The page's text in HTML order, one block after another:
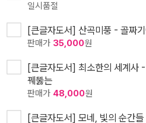
일시품절
[큰글자도서] 산곡미풍 - 골짜
판매가 35,000원
[큰글자도서] 최소한의 세계사
꿰뚫는
판매가 48,000원
[큰글자도서] 모네, 빛의 순간